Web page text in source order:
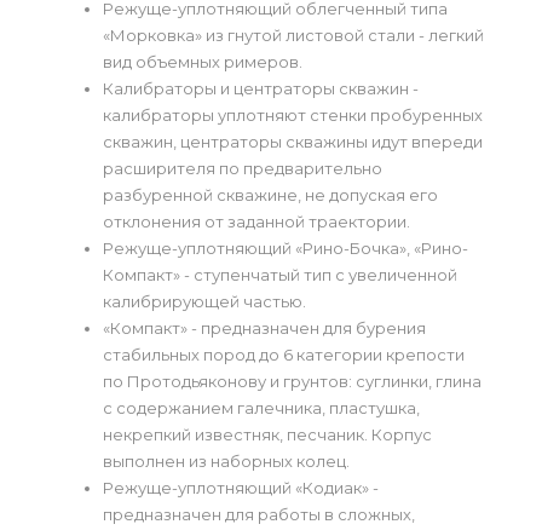
Режуще-уплотняющий облегченный типа
«Морковка» из гнутой листовой стали - легкий
вид объемных римеров.
Калибраторы и центраторы скважин -
калибраторы уплотняют стенки пробуренных
скважин, центраторы скважины идут впереди
расширителя по предварительно
разбуренной скважине, не допуская его
отклонения от заданной траектории.
Режуще-уплотняющий «Рино-Бочка», «Рино-
Компакт» - ступенчатый тип с увеличенной
калибрирующей частью.
«Компакт» - предназначен для бурения
стабильных пород до 6 категории крепости
по Протодьяконову и грунтов: суглинки, глина
с содержанием галечника, пластушка,
некрепкий известняк, песчаник. Корпус
выполнен из наборных колец.
Режуще-уплотняющий «Кодиак» -
предназначен для работы в сложных,